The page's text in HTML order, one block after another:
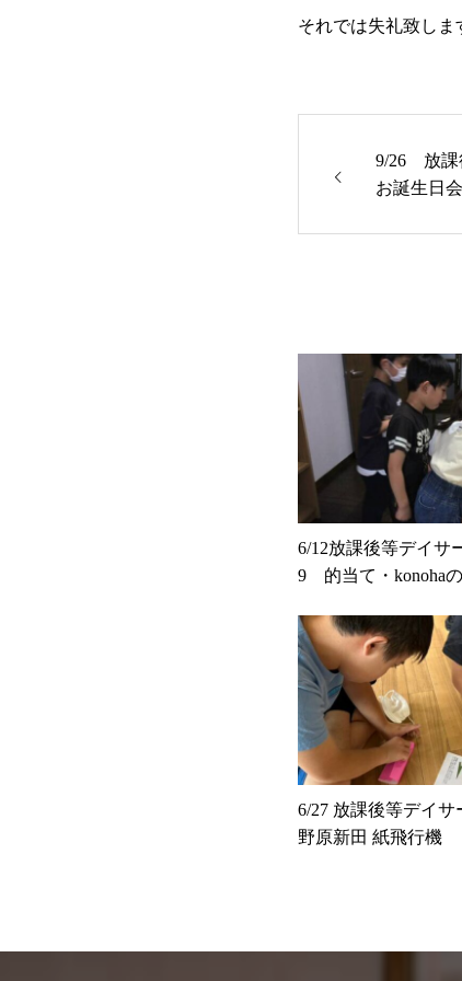
それでは失礼致しま
9/26 放課
お誕生日会
6/12放課後等デイサ
9 的当て・konoha
6/27 放課後等デイサ
野原新田 紙飛行機